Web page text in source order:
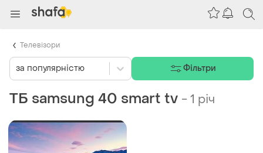
ТБ samsung 40 smart tv -1 річ
за популярністю Фільтри
Телевізори